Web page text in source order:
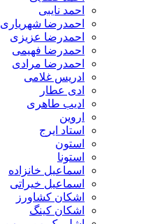
احمد نایبی
احمدرضا شهریاری
احمدرضا عزیزی
احمدرضا فهیمی
احمدرضا مرادی
ادریس غلامی
ادی عطار
ادیب طاهری
اروین
استاد ایرج
استون
استونا
اسماعیل خانزاده
اسماعیل خیراتی
اشکان کشاورز
اشکان کینگ